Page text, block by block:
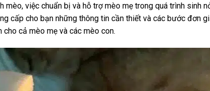
việc chuẩn bị và hỗ trợ mèo mẹ trong quá trình sinh
cấp cho bạn những thông tin cần thiết và các bước đơn
cả mèo mẹ và các mèo con.